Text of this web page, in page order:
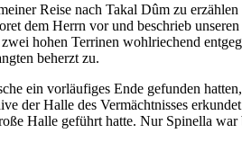
Reise nach Takal Dûm zu
dem Herrn vor und beschrieb
zwei hohen Terrinen wohlriechend
beherzt zu.
ein vorläufiges Ende gefunden
der Halle des Vermächtnisses
Halle geführt hatte. Nur Spinella